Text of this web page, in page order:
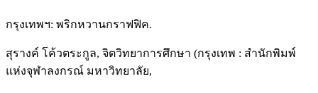
กรุงเทพฯ: พริกหวานกราฟฟิค.
สุรางค์ โค้วตระกูล, จิตวิทยาการศึกษา (กรุงเทพ : สำนักพิมพ์
แห่งจุฬาลงกรณ์ มหาวิทยาลัย,